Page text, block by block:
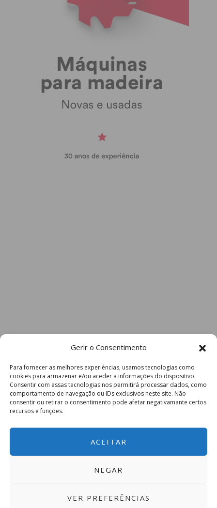
Gerir o Consentimento
Para fornecer as melhores experiências, usamos tecnologias como
cookies para armazenar e/ou aceder a informações do dispositivo.
Consentir com essas tecnologias nos permitirá processar dados, como
comportamento de navegação ou IDs exclusivos neste site. Não
consentir ou retirar o consentimento pode afetar negativamante certos
recursos e funções.
ACEITAR
NEGAR
VER PREFERÊNCIAS